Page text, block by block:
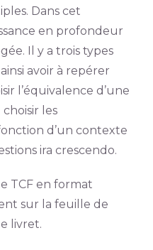
Dans cet
en profondeur
Il y a trois types
avoir à repérer
l’équivalence d’une
les
d’un contexte
ira crescendo.
TCF en format
sur la feuille de
livret.